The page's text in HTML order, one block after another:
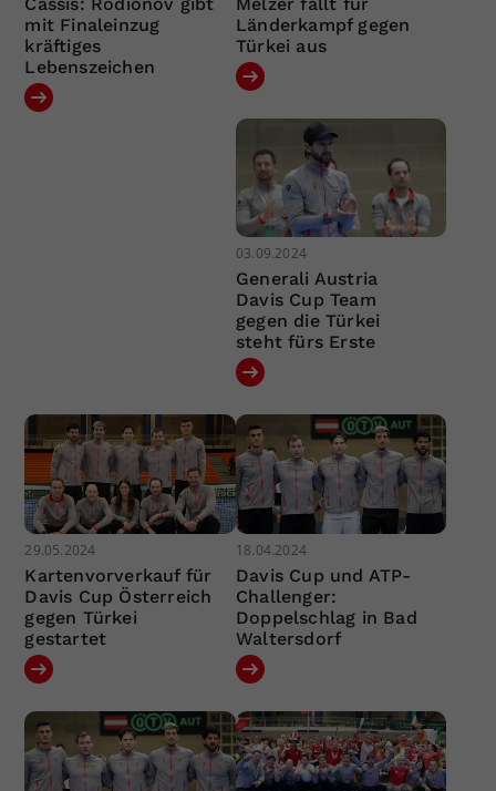
mit Finaleinzug
kräftiges
Lebenszeichen
Länderkampf gegen
Türkei aus
03.09.2024
Generali Austria
Davis Cup Team
gegen die Türkei
steht fürs Erste
29.05.2024
Kartenvorverkauf für
Davis Cup Österreich
gegen Türkei
gestartet
18.04.2024
Davis Cup und ATP-
Challenger:
Doppelschlag in Bad
Waltersdorf